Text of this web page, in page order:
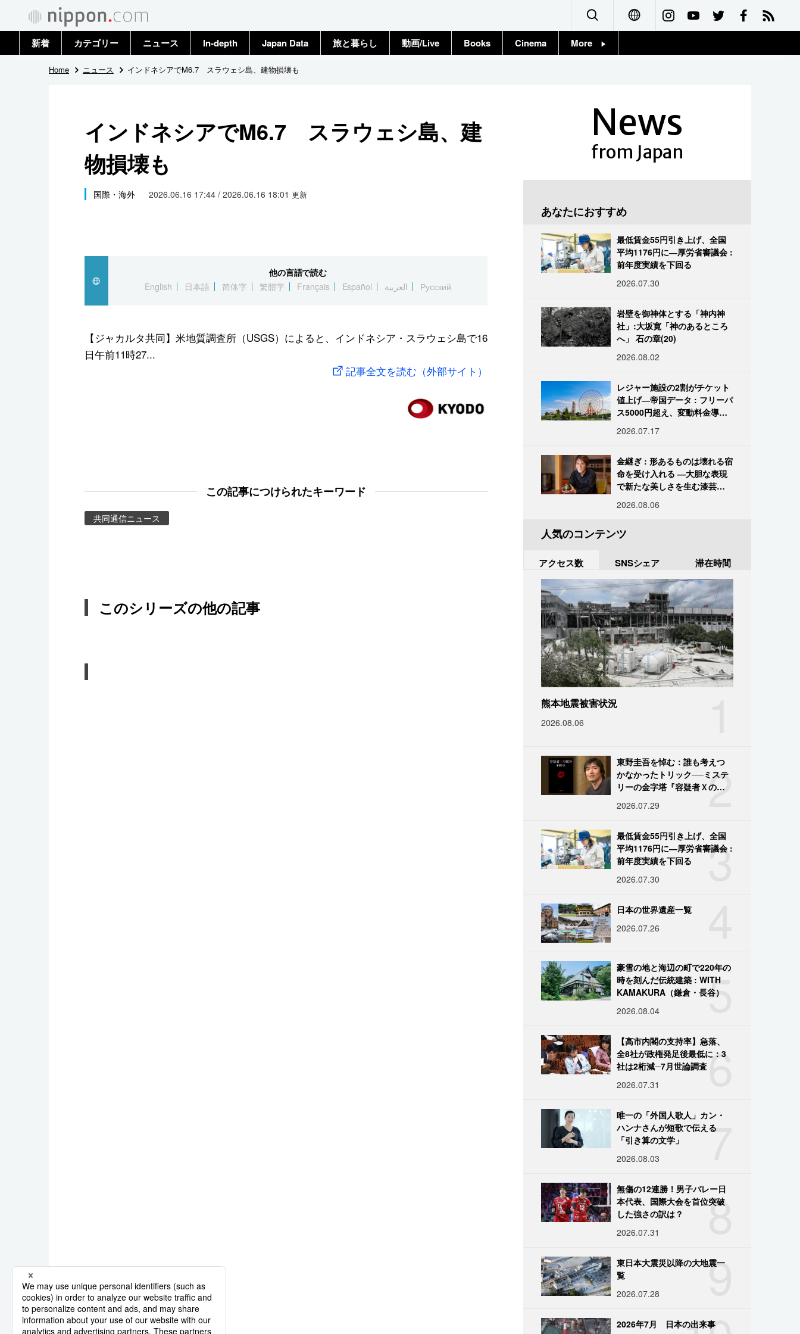
Français
新着 カテゴリー
政治・外交
国際
社会
文化
スポーツ・東京2020
ニュース
トップ
In-depth Japan Data 旅と暮らし 動画/Live Books Cinema More
Home ニュース インドネシアでM6.7 スラウェシ島、建物損壊も
インドネシアでM6.7 スラウェシ島、建
物損壊も
国際・海外 2026.06.16 17:44 / 2026.06.16 18:01 更新
他の言語で読む
English
日本語 简体字 繁體字 Français Español العربية Русский
【ジャカルタ共同】米地質調査所（USGS）によると、インドネシア・スラウェシ島で16
日午前11時27...
記事全文を読む（外部サイト）
この記事につけられたキーワード
共同通信ニュース
このシリーズの他の記事
News
from Japan
あなたにおすすめ
最低賃金55円引き上げ、全国
平均1176円に―厚労省審議会 :
前年度実績を下回る
2026.07.30
岩壁を御神体とする「神内神
社」:大坂寛「神のあるところ
へ」 石の章(20)
2026.08.02
レジャー施設の2割がチケット
値上げ―帝国データ : フリーパ
ス5000円超え、変動料金導入
2026.07.17
金継ぎ : 形あるものは壊れる宿
命を受け入れる ―大胆な表現
で新たな美しさを生む漆芸修
2026.08.06
人気のコンテンツ
アクセス数 SNSシェア 滞在時間
熊本地震被害状況
2026.08.06
2
東野圭吾を悼む：誰も考えつ
かなかったトリック──ミステ
リーの金字塔『容疑者Ｘの献
2026.07.29
3
最低賃金55円引き上げ、全国
平均1176円に―厚労省審議会 :
前年度実績を下回る
2026.07.30
日本の世界遺産一覧
2026.07.26
5
豪雪の地と海辺の町で220年の
時を刻んだ伝統建築 : WITH
KAMAKURA（鎌倉・長谷）
2026.08.04
6
【高市内閣の支持率】急落、
全8社が政権発足後最低に：3
社は2桁減─7月世論調査
2026.07.31
7
唯一の「外国人歌人」カン・
ハンナさんが短歌で伝える
「引き算の文学」
2026.08.03
8
無傷の12連勝！男子バレー日
本代表、国際大会を首位突破
した強さの訳は？
2026.07.31
9
東日本大震災以降の大地震一
覧
2026.07.28
2026年7月 日本の出来事